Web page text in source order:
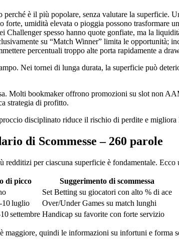
è il più popolare, senza valutare la superficie.
forte, umidità elevata o pioggia possono trasformare
Challenger spesso hanno quote gonfiate, ma la
su “Match Winner” limita le opportunità;
percentuali troppo alte porta rapidamente a
Nei tornei di lunga durata, la superficie può
Molti bookmaker offrono promozioni su slot non
strategia di profitto.
disciplinato riduce il rischio di perdite e
di Scommesse – 260 parole
redditizi per ciascuna superficie è fondamentale. Ecco
di picco
Suggerimento di scommessa
Set Betting su giocatori con alto % di ace
luglio
Over/Under Games su match lunghi
settembre Handicap su favorite con forte servizio
maggiore, quindi le informazioni su infortuni e